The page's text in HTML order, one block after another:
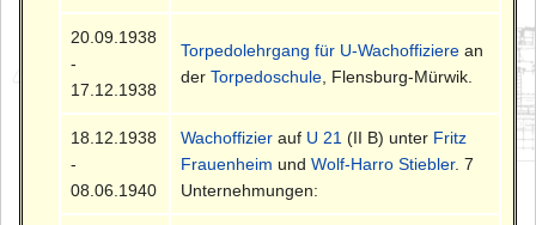
20.09.1938
-
17.12.1938
Torpedolehrgang für U-Wachoffiziere an
derTorpedoschule , Flensburg-Mürwik.
18.12.1938
-
08.06.1940
Wachoffizier auf U 21 (II B) unter Fritz
Frauenheim undWolf-Harro Stiebler. 7
Unternehmungen: